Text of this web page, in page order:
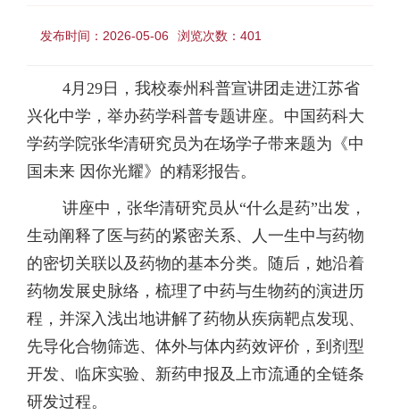
发布时间：2026-05-06 浏览次数： 401
4月29日，我校泰州科普宣讲团走进江苏省
兴化中学，举办药学科普专题讲座。中国药科大
学药学院张华清研究员为在场学子带来题为《中
国未来 因你光耀》的精彩报告。
讲座中，张华清研究员从“什么是药”出发，
生动阐释了医与药的紧密关系、人一生中与药物
的密切关联以及药物的基本分类。随后，她沿着
药物发展史脉络，梳理了中药与生物药的演进历
程，并深入浅出地讲解了药物从疾病靶点发现、
先导化合物筛选、体外与体内药效评价，到剂型
开发、临床实验、新药申报及上市流通的全链条
研发过程。